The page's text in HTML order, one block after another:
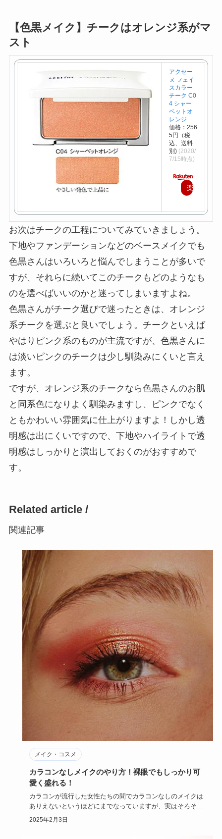
【色黒メイク】チークはオレンジ系がマ
スト
アクセー
ヌ フェイ
スカラー
チーク C0
4 シャー
ベットオ
レンジ
価格：256
5円（税
込、送料
別) (2020/
7/15時点)
楽
購
入
お次はチークの工程についてみていきましょう。
下地やファンデーションなどのベースメイクでも
色黒さんはいろいろと悩んでしまうことが多いで
すが、それらに続いてこのチークもどのようなも
のを選べばいいのかと迷ってしまいますよね。
色黒さんがチーク選びで迷ったときは、オレンジ
系チークを選ぶと良いでしょう。チークといえば
やはりピンク系のものが主流ですが、色黒さんに
は淡いピンクのチークは少し馴染みにくいと言え
ます。
ですが、オレンジ系のチークなら色黒さんのお肌
と同系色になりよく馴染みますし、ピンクでなく
ともかわいい雰囲気に仕上がりますよ！しかし透
明感は出にくいですので、下地やハイライトで透
明感はしっかりと演出しておくのがおすすめで
す。
Related article /
関連記事
メイク・コスメ
カラコンなしメイクのやり方！裸眼でもしっかり可
愛く盛れる！
カラコンが流行した女性たちの間でカラコンなしのメイクは
ありえないというほどにまでなっていますが、実はそろそろ
カラコンをやめ…
2025年2月3日